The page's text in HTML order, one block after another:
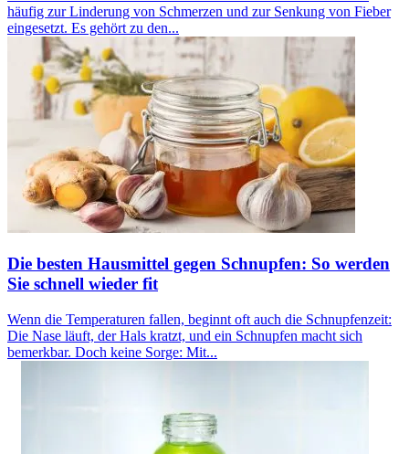
häufig zur Linderung von Schmerzen und zur Senkung von Fieber
eingesetzt. Es gehört zu den...
Die besten Hausmittel gegen Schnupfen: So werden
Sie schnell wieder fit
Wenn die Temperaturen fallen, beginnt oft auch die Schnupfenzeit:
Die Nase läuft, der Hals kratzt, und ein Schnupfen macht sich
bemerkbar. Doch keine Sorge: Mit...